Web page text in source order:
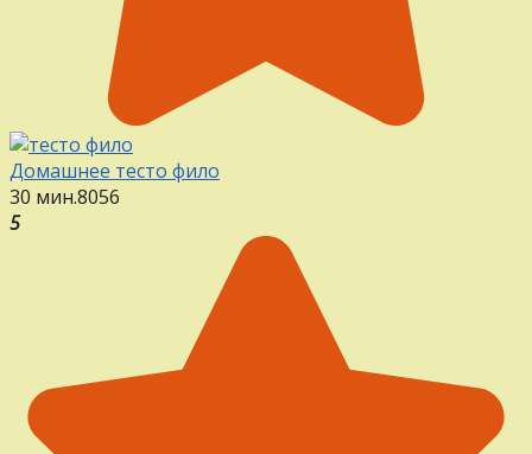
Домашнее тесто фило
30 мин.8056
5